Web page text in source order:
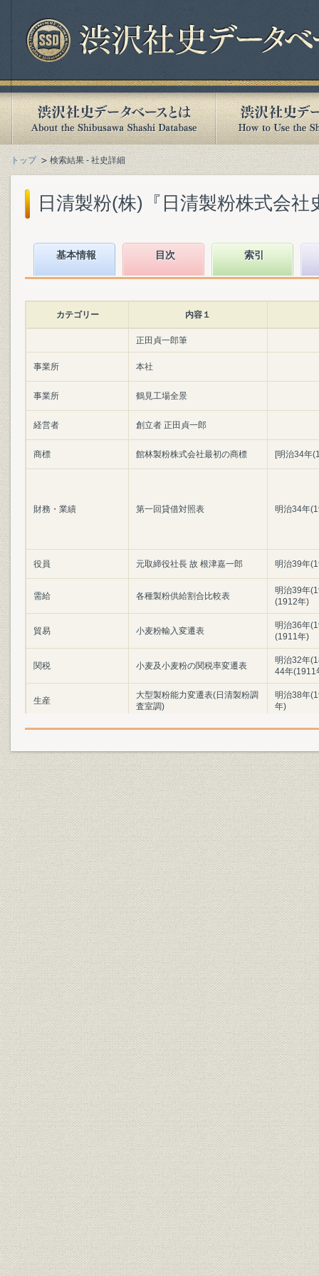
トップ 検索結果 - 社史詳細
日清製粉(株)『日清製粉株式会社
基本情報 目次 索引
カテゴリー 内容１
正田貞一郎筆
事業所 本社
事業所 鶴見工場全景
経営者 創立者 正田貞一郎
商標 館林製粉株式会社最初の商標 [明治34年
財務・業績 第一回貸借対照表 明治34年
役員 元取締役社長 故 根津嘉一郎 明治39年
需給 各種製粉供給割合比較表
明治39年
(1912年)
貿易 小麦粉輸入変遷表
明治36年
(1911年)
関税 小麦及小麦粉の関税率変遷表
明治32年
44年(1911
生産
大型製粉能力変遷表(日清製粉調
査室調)
明治38年
年)
生産;業界
明治44年末大型製粉能力表(日清
製粉調査室調)
明治44年
設備 江戸末期の小網町附近(広重画)
事業所 旧本社(明治時代)
役員
元取締役社長 星野唯三、元常務
取締役 故 石島為三郎
役員
元常務取締役 森田一郎、元取締
役 故 相浦貫一、元取締役 故 丸
山良太郎、元監査役 故 長柄徳次
郎、元監査役 故 茂木啓三郎、元
監査役 故 高橋錬逸
役員
元常任監査役 恩賀太一郎、元監
査役 故 村松甚蔵、元監査役 故
青木仁平
生産;貿易 小麦の生産及び輸入
大正1年
(1925年)
生産;貿易 小麦粉生産及び輸出入
大正1年
(1925年)
価格 小麦小麦粉相場累年比較
大正1年
(1925年)
経営 操短率表
大正15年
(1927年)9
生産;価格 米加両国の小麦情勢推移
大正11年
(1937年)
生産 小麦増産の推移
昭和5年
(1940年)
貿易 小麦粉輸出数量
大正1年
(1944年)